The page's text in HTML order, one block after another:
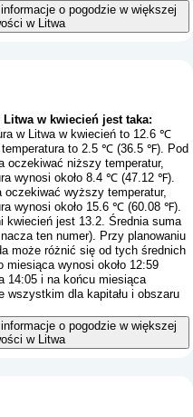
o pogodzie w większej
w Litwa
w kwiecień jest taka:
w Litwa w kwiecień to 12.6 ℃
to 2.5 ℃ (36.5 ℉). Pod
oczekiwać niższy temperatur,
wynosi około 8.4 ℃ (47.12 ℉).
oczekiwać wyższy temperatur,
wynosi około 15.6 ℃ (60.08 ℉).
kwiecień jest 13.2. Średnia suma
ten numer). Przy planowaniu
może różnić się od tych średnich
miesiąca wynosi około 12:59
14:05 i na końcu miesiąca
wszystkim dla kapitału i obszaru
o pogodzie w większej
w Litwa